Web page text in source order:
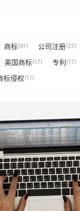
商标(91) 公司注册(27)
美国商标(17) 专利(17)
标侵权(11)